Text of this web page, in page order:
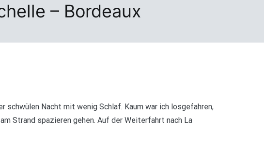
– Bordeaux
schwülen Nacht mit wenig Schlaf. Kaum war ich losgefahren,
Strand spazieren gehen. Auf der Weiterfahrt nach La